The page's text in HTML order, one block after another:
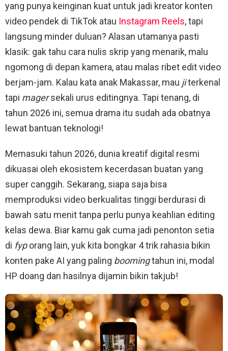
yang punya keinginan kuat untuk jadi kreator konten
video pendek di TikTok atau Instagram Reels, tapi
langsung minder duluan? Alasan utamanya pasti
klasik: gak tahu cara nulis skrip yang menarik, malu
ngomong di depan kamera, atau malas ribet edit video
berjam-jam. Kalau kata anak Makassar, mau jiterkenal
tapi magersekali urus editingnya. Tapi tenang, di
tahun 2026 ini, semua drama itu sudah ada obatnya
lewat bantuan teknologi!
Memasuki tahun 2026, dunia kreatif digital resmi
dikuasai oleh ekosistem kecerdasan buatan yang
super canggih. Sekarang, siapa saja bisa
memproduksi video berkualitas tinggi berdurasi di
bawah satu menit tanpa perlu punya keahlian editing
kelas dewa. Biar kamu gak cuma jadi penonton setia
di fyporang lain, yuk kita bongkar 4 trik rahasia bikin
konten pake AI yang paling boomingtahun ini, modal
HP doang dan hasilnya dijamin bikin takjub!